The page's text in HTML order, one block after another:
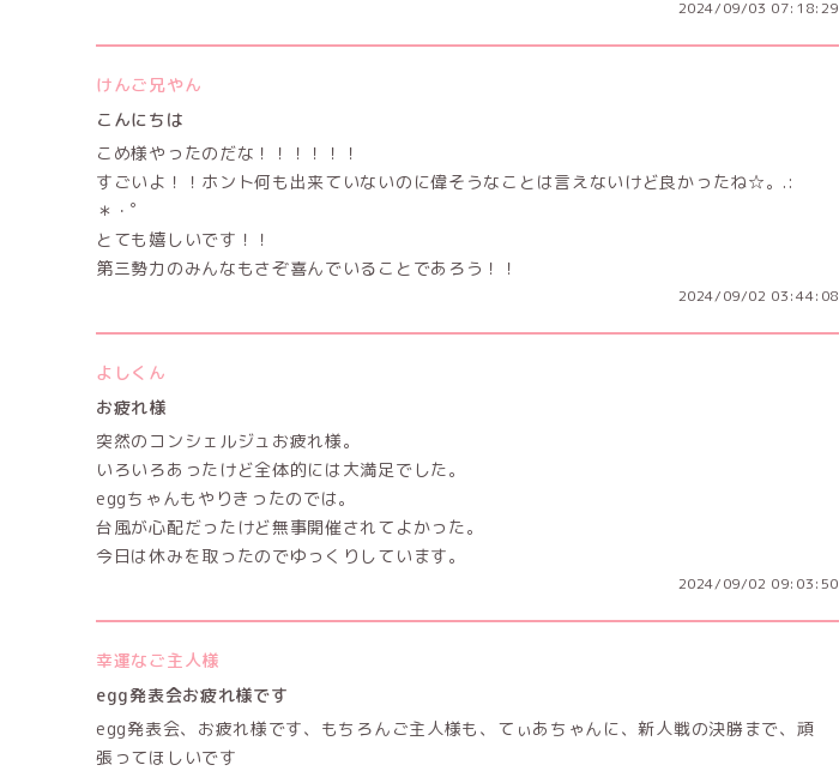
2024/09/03 07:18:29
けんご兄やん
こんにちは
こめ様やったのだな！！！！！！
すごいよ！！ホント何も出来ていないのに偉そうなことは言えないけど良かったね☆。.:
＊・゜
とても嬉しいです！！
第三勢力のみんなもさぞ喜んでいることであろう！！
2024/09/02 03:44:08
よしくん
お疲れ様
突然のコンシェルジュお疲れ様。
いろいろあったけど全体的には大満足でした。
eggちゃんもやりきったのでは。
台風が心配だったけど無事開催されてよかった。
今日は休みを取ったのでゆっくりしています。
2024/09/02 09:03:50
幸運なご主人様
egg発表会お疲れ様です
egg発表会、お疲れ様です、もちろんご主人様も、てぃあちゃんに、新人戦の決勝まで、頑
張ってほしいです